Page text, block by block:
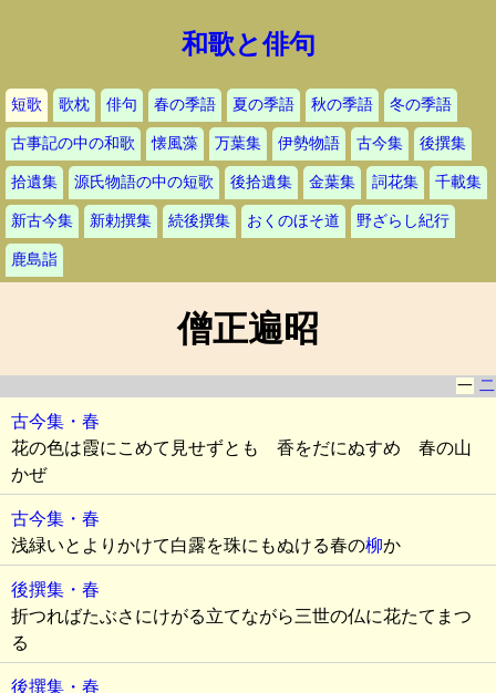
和歌と俳句
短歌 歌枕 俳句 春の季語 夏の季語 秋の季語 冬の季語
古事記の中の和歌 懐風藻 万葉集 伊勢物語 古今集 後撰集
拾遺集 源氏物語の中の短歌 後拾遺集 金葉集 詞花集 千載集
新古今集 新勅撰集 続後撰集 おくのほそ道 野ざらし紀行
鹿島詣
僧正遍昭
一 二
古今集・春
花の色は霞にこめて見せずとも 香をだにぬすめ 春の山
かぜ
古今集・春
浅緑いとよりかけて白露を珠にもぬける春の柳か
後撰集・春
折つればたぶさにけがる立てながら三世の仏に花たてまつ
る
後撰集・春